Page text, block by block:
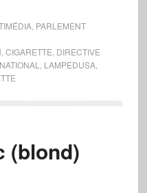
, PARLEMENT
CIGARETTE DIRECTIVE
LAMPEDUSA,
(blond)